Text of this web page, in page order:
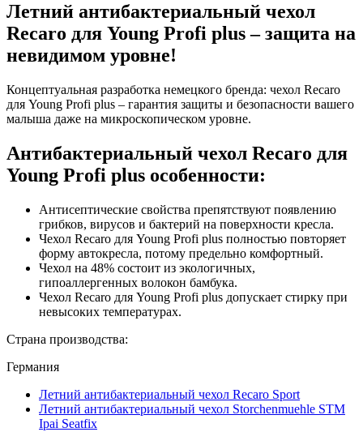
Летний антибактериальный чехол
Recaro для Young Profi plus – защита на
невидимом уровне!
Концептуальная разработка немецкого бренда: чехол Recaro
для Young Profi plus – гарантия защиты и безопасности вашего
малыша даже на микроскопическом уровне.
Антибактериальный чехол Recaro для
Young Profi plus особенности:
Антисептические свойства препятствуют появлению
грибков, вирусов и бактерий на поверхности кресла.
Чехол Recaro для Young Profi plus полностью повторяет
форму автокресла, потому предельно комфортный.
Чехол на 48% состоит из экологичных,
гипоаллергенных волокон бамбука.
Чехол Recaro для Young Profi plus допускает стирку при
невысоких температурах.
Страна производства:
Германия
Летний антибактериальный чехол Recaro Sport
Летний антибактериальный чехол Storchenmuehle STM
Ipai Seatfix